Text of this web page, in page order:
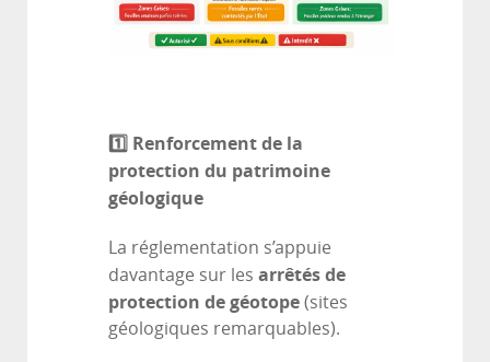
1️ ⃣ Renforcement de la
protection du patrimoine
géologique
La réglementation s’appuie
davantage sur les arrêtés de
protection de géotope (sites
géologiques remarquables).